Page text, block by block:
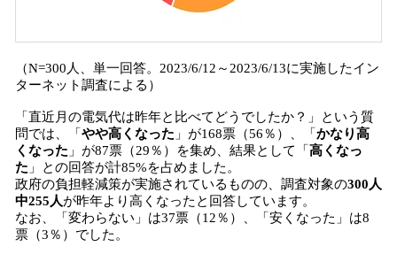
（N=300人、単一回答。2023/6/12～2023/6/13に実施したイン
ターネット調査による）
「直近月の電気代は昨年と比べてどうでしたか？」という質
問では、「 やや高くなった 」が168票（56％）、「 かなり高
くなった 」が87票（29％）を集め、結果として「 高くなっ
た 」との回答が計85%を占めました。
政府の負担軽減策が実施されているものの、調査対象の300人
中255人が昨年より高くなったと回答しています。
なお、「変わらない」は37票（12％）、「安くなった」は8
票（3％）でした。